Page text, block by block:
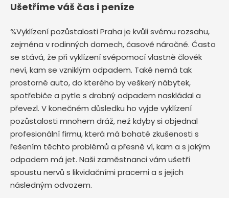
Ušetříme váš čas i peníze
%Vyklízení pozůstalosti Praha je kvůli svému rozsahu,
zejména v rodinných domech, časově náročné. Často
se stává, že při vyklízení svépomocí vlastně člověk
neví, kam se vzniklým odpadem. Také nemá tak
prostorné auto, do kterého by veškerý nábytek,
spotřebiče a pytle s drobný odpadem naskládal a
převezl. V konečném důsledku ho vyjde vyklízení
pozůstalosti mnohem dráž, než kdyby si objednal
profesionální firmu, která má bohaté zkušenosti s
řešením těchto problémů a přesně ví, kam a s jakým
odpadem má jet. Naši zaměstnanci vám ušetří
spoustu nervů s likvidačními pracemi a s jejich
následným odvozem.